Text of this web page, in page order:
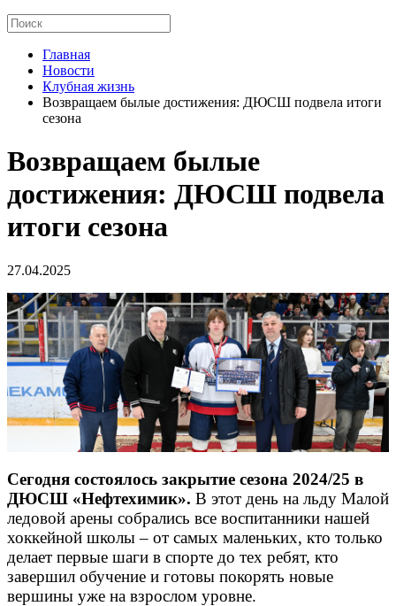
Главная
Новости
Клубная жизнь
Возвращаем былые достижения: ДЮСШ подвела итоги
сезона
Возвращаем былые
достижения: ДЮСШ подвела
итоги сезона
27.04.2025
Сегодня состоялось закрытие сезона 2024/25 в
ДЮСШ «Нефтехимик». В этот день на льду Малой
ледовой арены собрались все воспитанники нашей
хоккейной школы – от самых маленьких, кто только
делает первые шаги в спорте до тех ребят, кто
завершил обучение и готовы покорять новые
вершины уже на взрослом уровне.